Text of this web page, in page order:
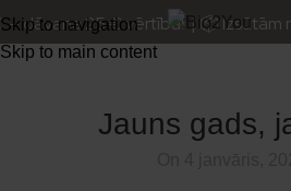
Skip to navigation
Skip to main content
dāvana 25 € vērtībā! | 📦 Izsūtām
Jauns gads,